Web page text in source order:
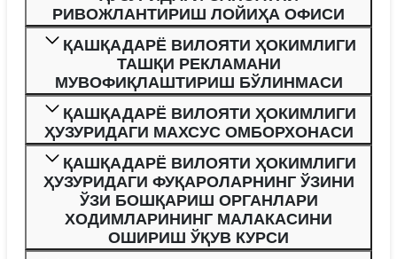
РИВОЖЛАНТИРИШ ЛОЙИҲА ОФИСИ
ҚАШҚАДАРЁ ВИЛОЯТИ ҲОКИМЛИГИ
ТАШҚИ РЕКЛАМАНИ
МУВОФИҚЛАШТИРИШ БЎЛИНМАСИ
ҚАШҚАДАРЁ ВИЛОЯТИ ҲОКИМЛИГИ
ҲУЗУРИДАГИ МАХСУС ОМБОРХОНАСИ
ҚАШҚАДАРЁ ВИЛОЯТИ ҲОКИМЛИГИ
ҲУЗУРИДАГИ ФУҚАРОЛАРНИНГ ЎЗИНИ
ЎЗИ БОШҚАРИШ ОРГАНЛАРИ
ХОДИМЛАРИНИНГ МАЛАКАСИНИ
ОШИРИШ ЎҚУВ КУРСИ